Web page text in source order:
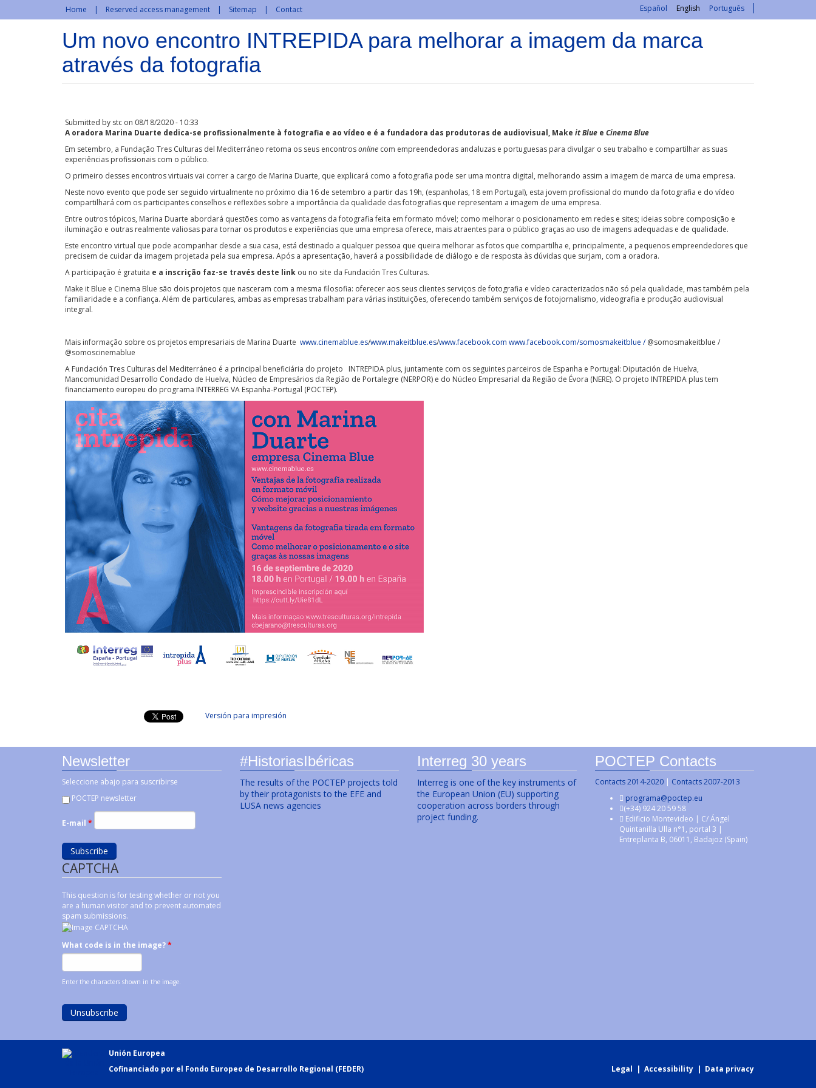
Skip to main contentHome Reserved access management Sitemap Contact Español English Português
Um novo encontro INTREPIDA para melhorar a imagem da marca
através da fotografia
Submitted by stc on 08/18/2020 - 10:33
A oradora Marina Duarte dedica-se profissionalmente à fotografia e ao vídeo e é a fundadora das produtoras de audiovisual, Make it Blue e Cinema Blue
Em setembro, a Fundação Tres Culturas del Mediterráneo retoma os seus encontrosonline com empreendedoras andaluzas e portuguesas para divulgar o seu trabalho e compartilhar as suas
experiências profissionais com o público.
O primeiro desses encontros virtuais vai correr a cargo de Marina Duarte, que explicará como a fotografia pode ser uma montra digital, melhorando assim a imagem de marca de uma empresa.
Neste novo evento que pode ser seguido virtualmente no próximo dia 16 de setembro a partir das 19h, (espanholas, 18 em Portugal), esta jovem profissional do mundo da fotografia e do vídeo
compartilhará com os participantes conselhos e reflexões sobre a importância da qualidade das fotografias que representam a imagem de uma empresa.
Entre outros tópicos, Marina Duarte abordará questões como as vantagens da fotografia feita em formato móvel; como melhorar o posicionamento em redes e sites; ideias sobre composição e
iluminação e outras realmente valiosas para tornar os produtos e experiências que uma empresa oferece, mais atraentes para o público graças ao uso de imagens adequadas e de qualidade.
Este encontro virtual que pode acompanhar desde a sua casa, está destinado a qualquer pessoa que queira melhorar as fotos que compartilha e, principalmente, a pequenos empreendedores que
precisem de cuidar da imagem projetada pela sua empresa. Após a apresentação, haverá a possibilidade de diálogo e de resposta às dúvidas que surjam, com a oradora.
A participação é gratuita e a inscrição faz-se través deste link ou no site da Fundación Tres Culturas.
Make it Blue e Cinema Blue são dois projetos que nasceram com a mesma filosofia: oferecer aos seus clientes serviços de fotografia e vídeo caracterizados não só pela qualidade, mas também pela
familiaridade e a confiança. Além de particulares, ambas as empresas trabalham para várias instituições, oferecendo também serviços de fotojornalismo, videografia e produção audiovisual
integral.
Mais informação sobre os projetos empresariais de Marina Duarte www.cinemablue.es/www.makeitblue.es/www.facebook.com www.facebook.com/somosmakeitblue /@somosmakeitblue /
@somoscinemablue
A Fundación Tres Culturas del Mediterráneo é a principal beneficiária do projeto INTREPIDA plus, juntamente com os seguintes parceiros de Espanha e Portugal: Diputación de Huelva,
Mancomunidad Desarrollo Condado de Huelva, Núcleo de Empresários da Região de Portalegre (NERPOR) e do Núcleo Empresarial da Região de Évora (NERE). O projeto INTREPIDA plus tem
financiamento europeu do programa INTERREG VA Espanha-Portugal (POCTEP).
Versión para impresión
Newsletter
Seleccione abajo para suscribirse
POCTEP newsletter
E-mail *
CAPTCHA
This question is for testing whether or not you
are a human visitor and to prevent automated
spam submissions.
What code is in the image?*
Enter the characters shown in the image.
#HistoriasIbéricas
The results of the POCTEP projects told
by their protagonists to the EFE and
LUSA news agencies
Interreg 30 years
Interreg is one of the key instruments of
the European Union (EU) supporting
cooperation across borders through
project funding.
POCTEP Contacts
Contacts 2014-2020| Contacts 2007-2013
programa@poctep.eu
(+34) 924 20 59 58
Edificio Montevideo | C/ Ángel
Quintanilla Ulla n°1, portal 3 |
Entreplanta B, 06011, Badajoz (Spain)
Unión Europea
Cofinanciado por el Fondo Europeo de Desarrollo Regional (FEDER)
Legal | Accessibility | Data privacy